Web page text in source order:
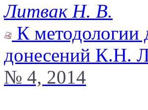
Литвак Н. В.
К методологии
донесений К.Н.
№ 4, 2014